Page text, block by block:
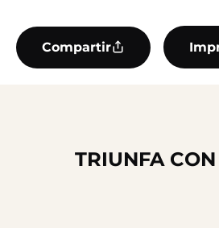
Compartir
TRIUNFA CON